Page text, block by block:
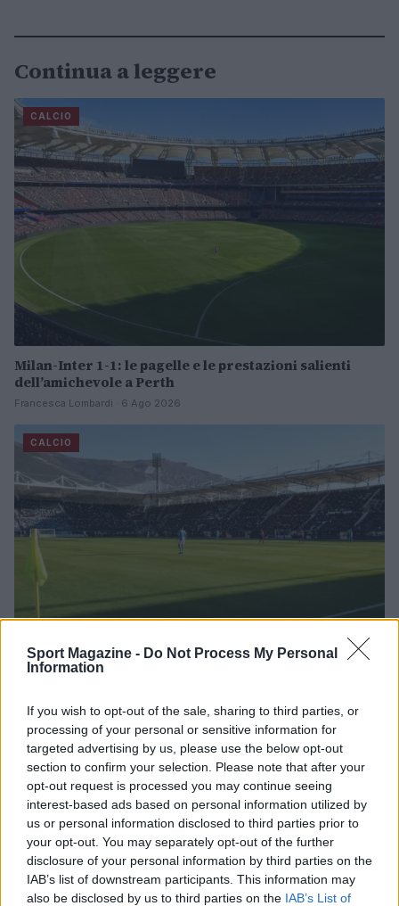
Sport Magazine - Do Not Process My Personal
Information
If you wish to opt-out of the sale, sharing to third parties, or
processing of your personal or sensitive information for
targeted advertising by us, please use the below opt-out
section to confirm your selection. Please note that after your
opt-out request is processed you may continue seeing
interest-based ads based on personal information utilized by
us or personal information disclosed to third parties prior to
your opt-out. You may separately opt-out of the further
disclosure of your personal information by third parties on the
IAB’s list of downstream participants. This information may
also be disclosed by us to third parties on the IAB’s List of
Continua a leggere
CALCIO
Milan-Inter 1-1: le pagelle e le prestazioni salienti
dell’amichevole a Perth
Francesca Lombardi · 6 Ago 2026
CALCIO
dell’amichevole del 5 agosto 2026
Ilaria Mauri · 5 Ago 2026
CALCIO